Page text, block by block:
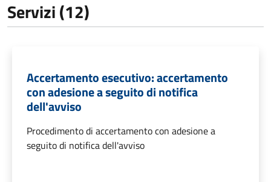
Servizi (12)
Accertamento esecutivo: accertamento
con adesione a seguito di notifica
dell'avviso
Procedimento di accertamento con adesione a
seguito di notifica dell'avviso